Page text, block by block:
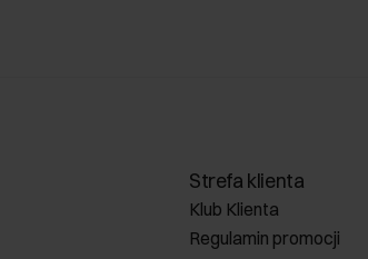
Strefa klienta
Klub Klienta
Regulamin promocji